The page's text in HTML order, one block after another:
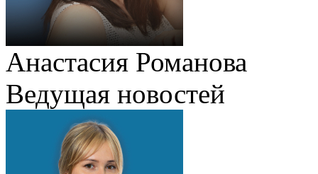
Анастасия Романова
Ведущая новостей